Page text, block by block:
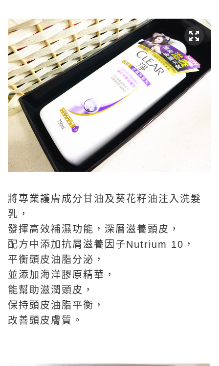
將專業護膚成分甘油及葵花籽油注入洗髮
乳，
發揮高效補濕功能，深層滋養頭皮，
配方中添加抗屑滋養因子Nutrium 10，
平衡頭皮油脂分泌，
並添加海洋膠原精華，
能幫助滋潤頭皮，
保持頭皮油脂平衡，
改善頭皮膚質。